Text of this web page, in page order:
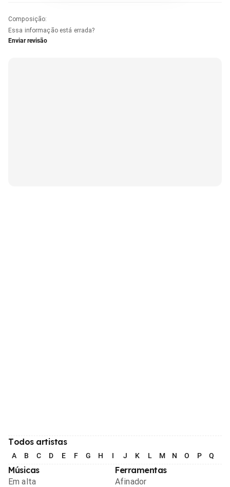
Composição:
Essa informação está errada?
Enviar revisão
Todos artistas
A B C D E F G H I J K L M N O P Q
Músicas
Em alta
Ferramentas
Afinador